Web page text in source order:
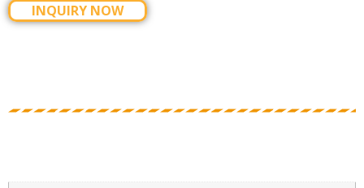
INQUIRY NOW